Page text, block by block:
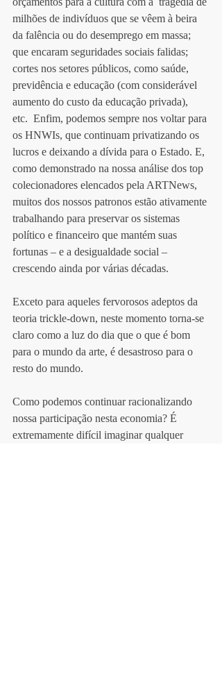
milhões de indivíduos que se vêem à beira
da falência ou do desemprego em massa;
que encaram seguridades sociais falidas;
cortes nos setores públicos, como saúde,
previdência e educação (com considerável
aumento do custo da educação privada),
etc.  Enfim, podemos sempre nos voltar para
os HNWIs, que continuam privatizando os
lucros e deixando a dívida para o Estado. E,
como demonstrado na nossa análise dos top
colecionadores elencados pela ARTNews,
muitos dos nossos patronos estão ativamente
trabalhando para preservar os sistemas
político e financeiro que mantém suas
fortunas – e a desigualdade social –
crescendo ainda por várias décadas.
Exceto para aqueles fervorosos adeptos da
teoria trickle-down, neste momento torna-se
claro como a luz do dia que o que é bom
para o mundo da arte, é desastroso para o
resto do mundo.
Como podemos continuar racionalizando
nossa participação nesta economia? É
extremamente difícil imaginar qualquer